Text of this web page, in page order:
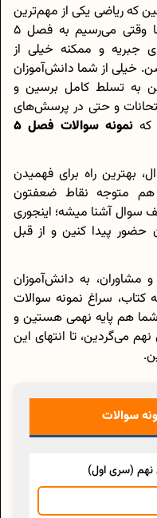
که ریاضی یکی از مهم‌ترین
و چالشی‌ترین درس‌هاست. مخصوصا وقتی می‌رسیم به فصل 5
جبریه و ممکنه خیلی از
خیلی از شما دانش‌آموزان
به تسلط کامل برسین و
و حتی در پرسش‌های
که
نمونه سوالات فصل 5
بهترین راه برای فهمیدن
متوجه نقاط ضعفتون
آشنا میشه؛ اینجوری
حضور پیدا کنین و از قبل
مشاوران، به دانش‌آموزان
کتاب، سراغ نمونه سوالات
شما هم پایه نهمی هستین و
سوالات فصل 5 ریاضی نهم می‌گردین، تا انتهای این
سوالات